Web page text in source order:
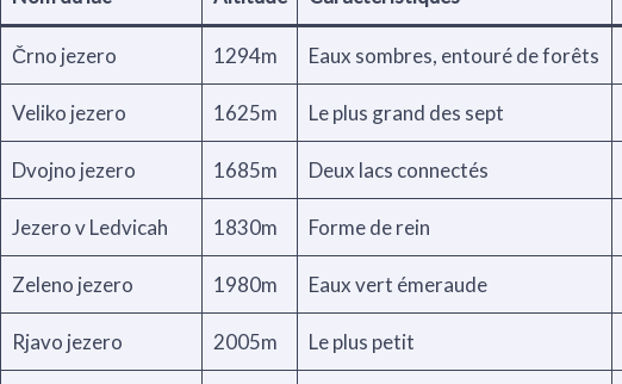
Črno jezero 1294m Eaux sombres, entouré de forêts
Veliko jezero 1625m Le plus grand des sept
Dvojno jezero 1685m Deux lacs connectés
Jezero v Ledvicah 1830m Forme de rein
Zeleno jezero 1980m Eaux vert émeraude
Rjavo jezero 2005m Le plus petit